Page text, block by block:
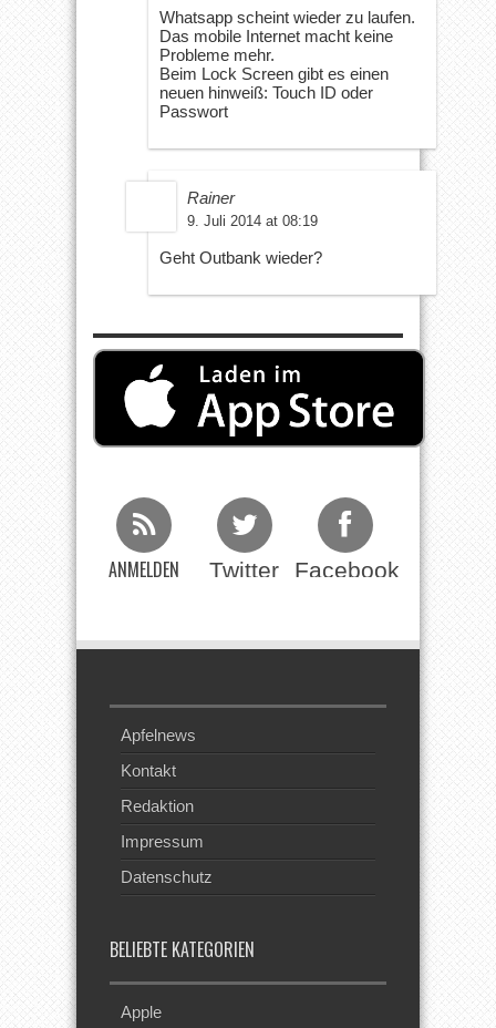
Whatsapp scheint wieder zu laufen.
Das mobile Internet macht keine
Probleme mehr.
Beim Lock Screen gibt es einen
neuen hinweiß: Touch ID oder
Passwort
Rainer
9. Juli 2014 at 08:19
Geht Outbank wieder?
ANMELDEN Twitter Facebook
Apfelnews
Kontakt
Redaktion
Impressum
Datenschutz
BELIEBTE KATEGORIEN
Apple